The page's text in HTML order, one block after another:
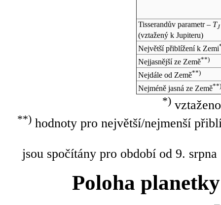
Tisserandův parametr – TJ
(vztažený k Jupiteru)
Největší přiblížení k Zemi
Nejjasnější ze Země**)
Nejdále od Země**)
Nejméně jasná ze Země**)
*)
**)hodnoty pro největší/nejmenší
jsou spočítány pro období od 9.
Poloha